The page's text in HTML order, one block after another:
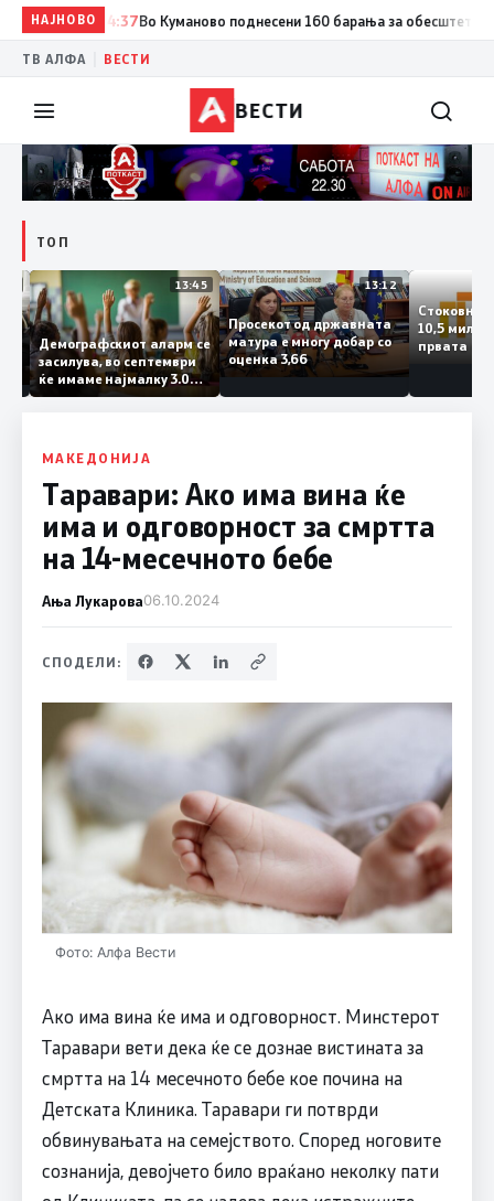
НАЈНОВО
14:37 Во Куманово поднесени 160 барања за обесштетување
ТВ АЛФА ВЕСТИ
ВЕСТИ
ТОП
14:12 13:45
Демографскиот аларм се
засилува, во септември
ќе имаме најмалку 3.000
првачиња помалку
13:12
Просекот од државната
матура е многу добар со
оценка 3,66
10,5
првата
МАКЕДОНИЈА
Таравари: Ако има вина ќе
има и одговорност за смртта
на 14-месечното бебе
Ања Лукарова06.10.2024
СПОДЕЛИ:
Фото: Алфа Вести
Ако има вина ќе има и одговорност. Минстерот
Таравари вети дека ќе се дознае вистината за
смртта на 14 месечното бебе кое почина на
Детската Клиника. Таравари ги потврди
обвинувањата на семејството. Според ноговите
сознанија, девојчето било враќано неколку пати